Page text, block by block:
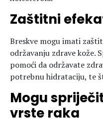
Zaštitni
Breskve mogu imati
održavanju zdrave kože.
pomoći da održavate
potrebnu hidrataciju, te
Mogu
vrste raka